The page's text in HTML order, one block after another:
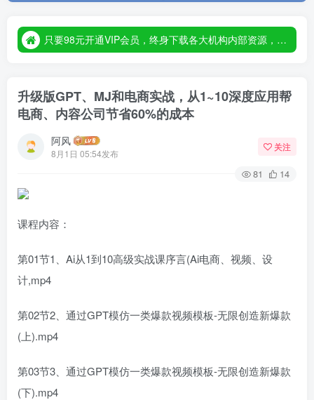
只要98元开通VIP会员，终身下载各大机构内部资源，一站式草根创业基地，最新最强网赚教程大全，小投入，大回报！
升级版GPT、MJ和电商实战，从1~10深度应用帮
电商、内容公司节省60%的成本
阿风
8月1日 05:54发布
关注
81 14
课程内容：
第01节1、Ai从1到10高级实战课序言(Ai电商、视频、设
计,mp4
第02节2、通过GPT模仿一类爆款视频模板-无限创造新爆款
(上).mp4
第03节3、通过GPT模仿一类爆款视频模板-无限创造新爆款
(下).mp4